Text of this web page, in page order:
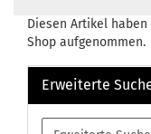
Diesen Artikel
Shop aufgenommen.
Erweiterte
Erweiterte